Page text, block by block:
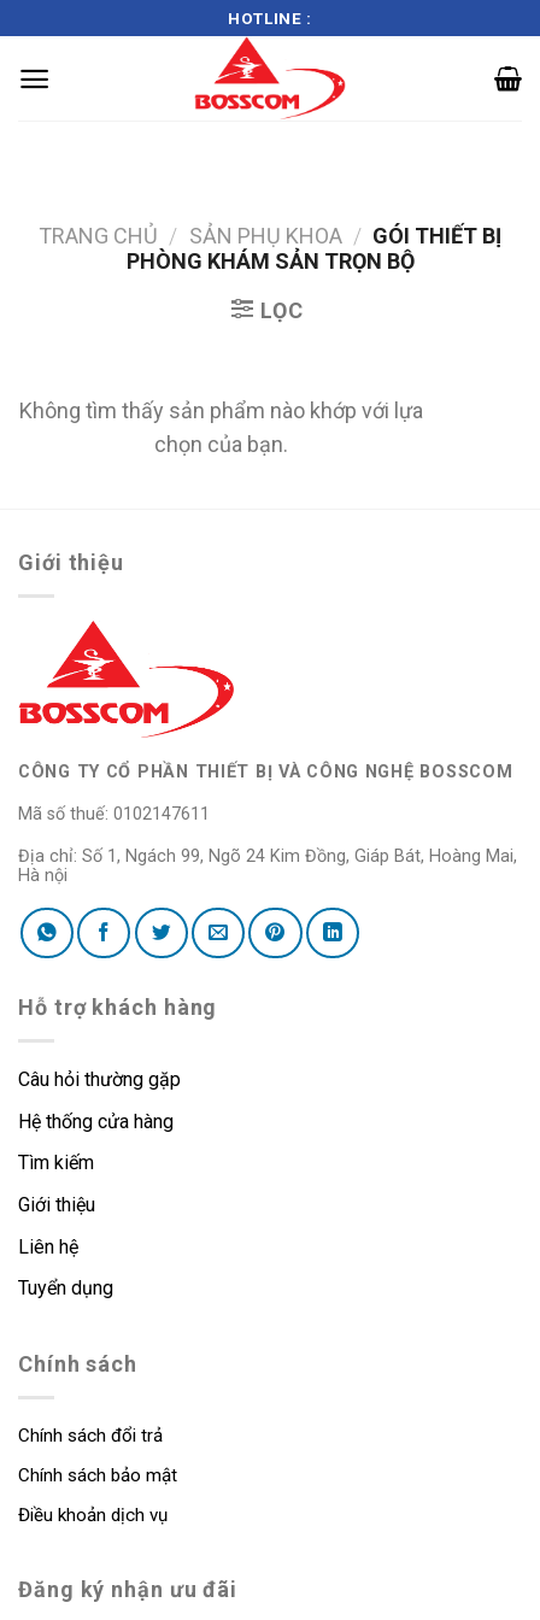
content
HOTLINE :
TRANG CHỦ / SẢN PHỤ KHOA / GÓI THIẾT BỊ
PHÒNG KHÁM SẢN TRỌN BỘ
LỌC
Không tìm thấy sản phẩm nào khớp với lựa
chọn của bạn.
Giới thiệu
CÔNG TY CỔ PHẦN THIẾT BỊ VÀ CÔNG NGHỆ BOSSCOM
Mã số thuế: 0102147611
Địa chỉ: Số 1, Ngách 99, Ngõ 24 Kim Đồng, Giáp Bát, Hoàng Mai,
Hà nội
Hỗ trợ khách hàng
Câu hỏi thường gặp
Hệ thống cửa hàng
Tìm kiếm
Giới thiệu
Liên hệ
Tuyển dụng
Chính sách
Chính sách đổi trả
Chính sách bảo mật
Điều khoản dịch vụ
Đăng ký nhận ưu đãi